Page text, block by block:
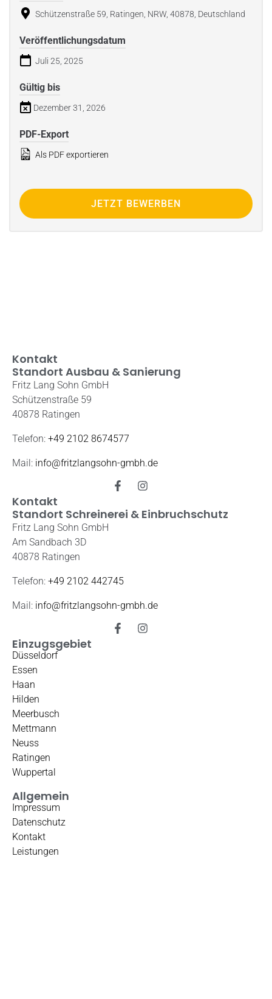
Schützenstraße 59, Ratingen, NRW, 40878, Deutschland
Veröffentlichungsdatum
Juli 25, 2025
Gültig bis
Dezember 31, 2026
PDF-Export
Als PDF exportieren
JETZT BEWERBEN
Kontakt
Standort Ausbau & Sanierung
Fritz Lang Sohn GmbH
Schützenstraße 59
40878 Ratingen
Telefon: +49 2102 8674577
Mail: info@fritzlangsohn-gmbh.de
Kontakt
Standort Schreinerei & Einbruchschutz
Fritz Lang Sohn GmbH
Am Sandbach 3D
40878 Ratingen
Telefon: +49 2102 442745
Mail: info@fritzlangsohn-gmbh.de
Einzugsgebiet
Düsseldorf
Essen
Haan
Hilden
Meerbusch
Mettmann
Neuss
Ratingen
Wuppertal
Allgemein
Impressum
Datenschutz
Kontakt
Leistungen